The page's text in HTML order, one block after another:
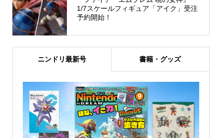
1/7スケールフィギュア「アイク」受注
予約開始！
ニンドリ最新号 書籍・グッズ